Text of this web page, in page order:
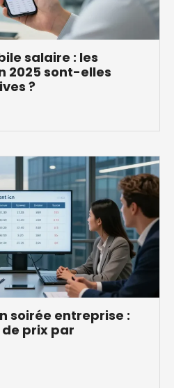
salaire : les
2025 sont-elles
?
soirée entreprise :
prix par